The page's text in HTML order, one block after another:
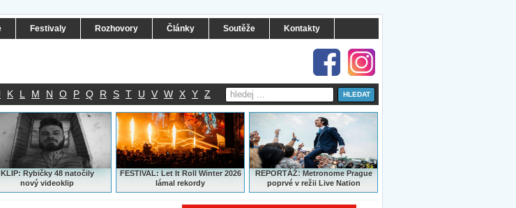
Festivaly Rozhovory Články Soutěže Kontakty
K L M N O P Q R S T U V W X Y Z
KLIP: Rybičky 48 natočily
nový videoklip
FESTIVAL: Let It Roll Winter 2026
lámal rekordy
REPORTÁŽ:Metronome Prague
poprvé v režii Live Nation